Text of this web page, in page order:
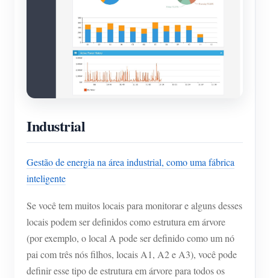
Industrial
Gestão de energia na área industrial, como uma fábrica
inteligente
Se você tem muitos locais para monitorar e alguns desses
locais podem ser definidos como estrutura em árvore
(por exemplo, o local A pode ser definido como um nó
pai com três nós filhos, locais A1, A2 e A3), você pode
definir esse tipo de estrutura em árvore para todos os